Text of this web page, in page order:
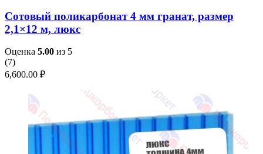
Сотовый поликарбонат 4 мм гранат, размер
2,1×12 м, люкс
Оценка 5.00 из 5
(7)
6,600.00 ₽